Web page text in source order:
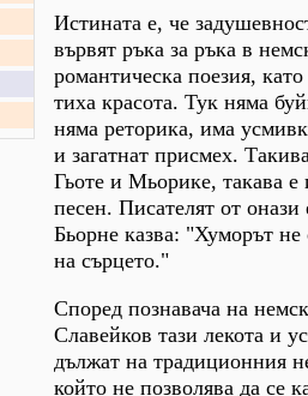
Истината е, че
вървят ръка за ръка в
романтическа поезия,
тиха красота. Тук няма
няма реторика, има
и загатнат присмех.
Гьоте и Мьорике, такава е
песен. Писателят от
Бьорне казва: "Хуморът не
на сърцето."
Според познавача на
Славейков тази лекота и
дължат на традиционния
който не позволява да се